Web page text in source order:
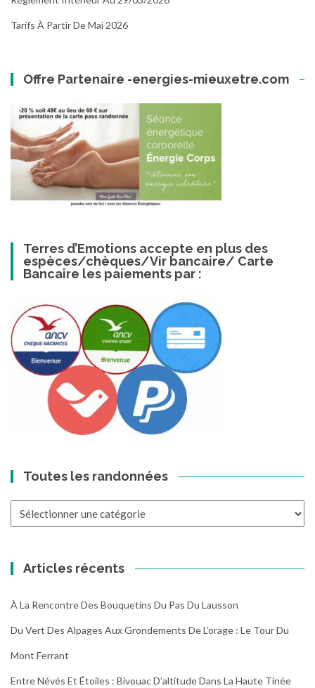
Tarifs À Partir De Mai 2026
Offre Partenaire -energies-mieuxetre.com
Terres d’Emotions accepte en plus des
espèces/chèques/Vir bancaire/ Carte
Bancaire les paiements par :
Toutes les randonnées
Articles récents
À La Rencontre Des Bouquetins Du Pas Du Lausson
Du Vert Des Alpages Aux Grondements De L’orage : Le Tour Du
Mont Ferrant
Entre Névés Et Étoiles : Bivouac D’altitude Dans La Haute Tinée